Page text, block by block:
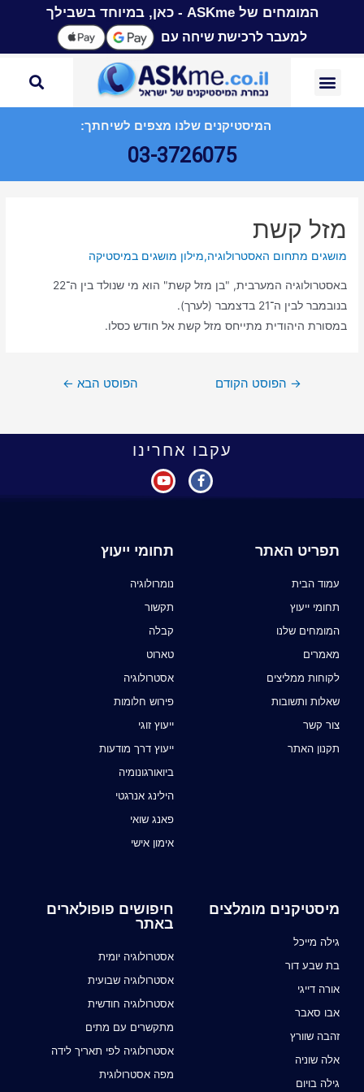
המומחים של ASKme - כאן, במיוחד בשבילך
למעבר לרכישת שיחה עם
המיסטיקנים שלנו מצפים לשיחתך:
03-3726075
מזל קשת
מושגים מתחום האסטרולוגיה,מילון מושגים במיסטיקה
באסטרולוגיה המערבית, "בן מזל קשת" הוא מי שנולד בין ה־22
בנובמבר לבין ה־21 בדצמבר (לערך).
במסורת היהודית מתייחס מזל קשת אל חודש כסלו.
→ הפוסט הקודם הפוסט הבא ←
עקבו אחרינו
תפריט האתר
עמוד הבית
תחומי ייעוץ
המומחים שלנו
מאמרים
לקוחות ממליצים
שאלות ותשובות
צור קשר
תקנון האתר
תחומי ייעוץ
נומרולוגיה
תקשור
קבלה
טארוט
אסטרולוגיה
פירוש חלומות
ייעוץ זוגי
ייעוץ דרך מודעות
ביואורגונומיה
הילינג אנרגטי
פאנג שואי
אימון אישי
מיסטיקנים מומלצים
גילה מייכל
בת שבע דור
אורה דייגי
אבו סאבר
זהבה שוורץ
אלה שוניה
גילה בויום
חיפושים פופולארים
באתר
אסטרולוגיה יומית
אסטרולוגיה שבועית
אסטרולוגיה חודשית
מתקשרים עם מתים
אסטרולוגיה לפי תאריך לידה
מפה אסטרולוגית